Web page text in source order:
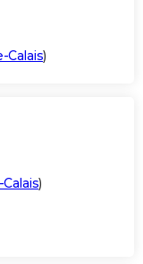
Calais)
)